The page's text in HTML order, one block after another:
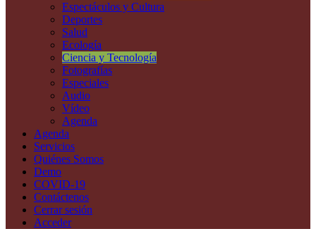
Espectáculos y Cultura
Deportes
Salud
Ecología
Ciencia y Tecnología
Fotografías
Especiales
Audio
Vídeo
Agenda
Agenda
Servicios
Quiénes Somos
Demo
COVID-19
Contáctenos
Cerrar sesión
Acceder